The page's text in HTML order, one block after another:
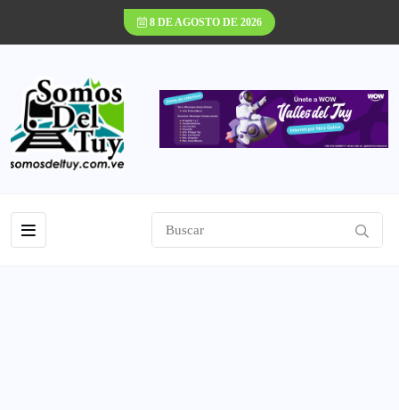
8 DE AGOSTO DE 2026